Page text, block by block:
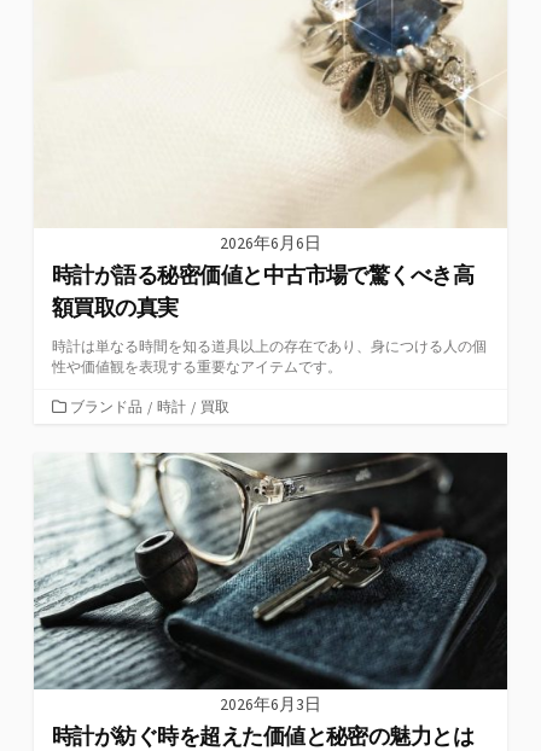
2026年6月6日
時計が語る秘密価値と中古市場で驚くべき高
額買取の真実
時計は単なる時間を知る道具以上の存在であり、身につける人の個
性や価値観を表現する重要なアイテムです。
カブランド品 / 時計 / 買取
2026年6月3日
時計が紡ぐ時を超えた価値と秘密の魅力とは